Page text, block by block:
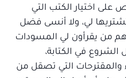
على اختيار الكتب التي
لي، ولا أنسى فضل
من يقرأون لي المسودات
في الكتابة،
والمقترحات التي تصقل من